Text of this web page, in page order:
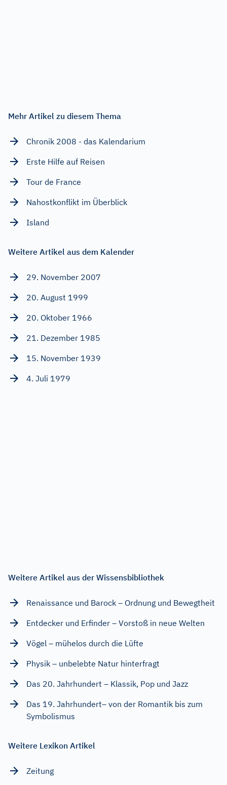
Mehr Artikel zu diesem Thema
Chronik 2008 - das Kalendarium
Erste Hilfe auf Reisen
Tour de France
Nahostkonflikt im Überblick
Island
Weitere Artikel aus dem Kalender
29. November 2007
20. August 1999
20. Oktober 1966
21. Dezember 1985
15. November 1939
4. Juli 1979
Weitere Artikel aus der Wissensbibliothek
Renaissance und Barock – Ordnung und Bewegtheit
Entdecker und Erfinder – Vorstoß in neue Welten
Vögel – mühelos durch die Lüfte
Physik – unbelebte Natur hinterfragt
Das 20. Jahrhundert – Klassik, Pop und Jazz
Das 19. Jahrhundert– von der Romantik bis zum
Symbolismus
Weitere Lexikon Artikel
Zeitung